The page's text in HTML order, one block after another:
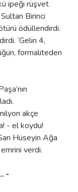
ipeği rüşvet
Sultan Birinci
ödüllendirdi.
‘Gelin 4,
formaliteden
akçe
- el koydu!
Hüseyin Ağa
verdi.
-